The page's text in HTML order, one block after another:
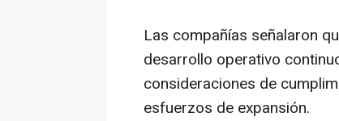
Las compañías señalaron
desarrollo operativo
consideraciones de
esfuerzos de expansión.